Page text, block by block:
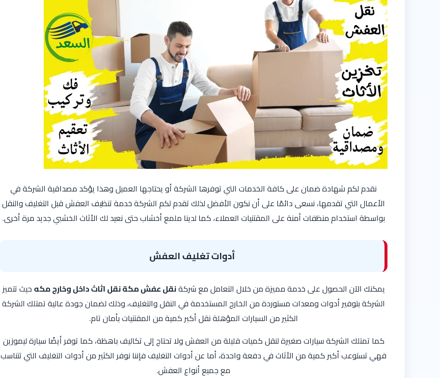
نقدم لكم شهادة ضمان على كافة الخدمات التي توفرها الشركة أو يحتاجها العميل وهذا يؤكد مصداقية الشركة في
الأعمال التي تقدمها، نسعى دائمًا على أن نكون الأفضل لذلك تقدم لكم الشركة خدمة تنظيف العفش قبل التغليف والنقل
بواسطة استخدام منظفات أمنة على المقتنيات العملاء، كما لدينا ملمع أخشاب حتى نعيد لك الأثاث الخشبي جديد مرة أخرى.
أدوات تغليف العفش
يمكنك الآن الحصول على خدمة مميزة من خلال التعامل مع شركةنقل عفش مكة نقل اثاث داخل وخارج مكه حيث تتميز
الشركة بتوفير أدوات ومعدات مستوردة من الخارج المستخدمة في النقل والتغليف، وذلك لضمان جودة عالية تمتلك الشركة
الكثير من السيارات المؤهلة نقل أكبر كمية من المقتنيات بأمان تام.
كما تمتلك الشركة سيارات صغيرة لنقل كميات قليلة من العفش ولا تحتاج إلى تكاليف باهظة، كما توفر أيضًا سيارة ليموزين
فهي تستوعب أكبر كمية من الأثاث في دفعة واحدة، أما عن أدوات التغليف فإننا نوفر الكثير من أدوات التغليف التي تتناسب
مع جميع أنواع العفش.